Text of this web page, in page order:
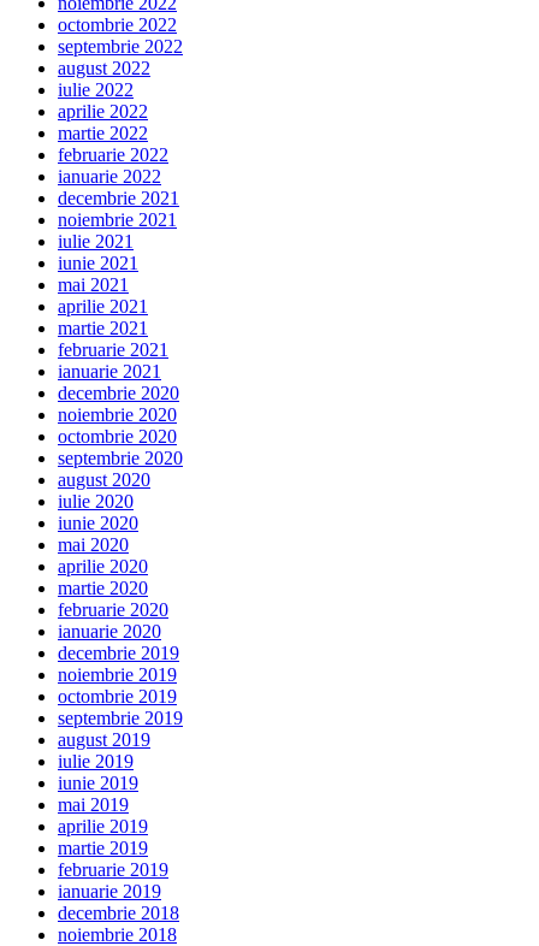
octombrie 2022
septembrie 2022
august 2022
iulie 2022
aprilie 2022
martie 2022
februarie 2022
ianuarie 2022
decembrie 2021
noiembrie 2021
iulie 2021
iunie 2021
mai 2021
aprilie 2021
martie 2021
februarie 2021
ianuarie 2021
decembrie 2020
noiembrie 2020
octombrie 2020
septembrie 2020
august 2020
iulie 2020
iunie 2020
mai 2020
aprilie 2020
martie 2020
februarie 2020
ianuarie 2020
decembrie 2019
noiembrie 2019
octombrie 2019
septembrie 2019
august 2019
iulie 2019
iunie 2019
mai 2019
aprilie 2019
martie 2019
februarie 2019
ianuarie 2019
decembrie 2018
noiembrie 2018